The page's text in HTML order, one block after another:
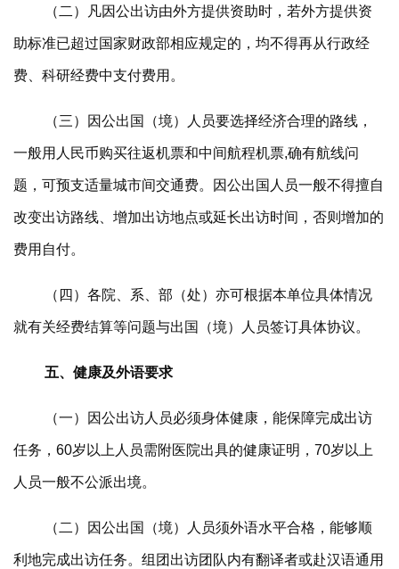
（二）凡因公出访由外方提供资助时，若外方提供资
助标准已超过国家财政部相应规定的，均不得再从行政经
费、科研经费中支付费用。
（三）因公出国（境）人员要选择经济合理的路线，
一般用人民币购买往返机票和中间航程机票,确有航线问
题，可预支适量城市间交通费。因公出国人员一般不得擅自
改变出访路线、增加出访地点或延长出访时间，否则增加的
费用自付。
（四）各院、系、部（处）亦可根据本单位具体情况
就有关经费结算等问题与出国（境）人员签订具体协议。
五、健康及外语要求
（一）因公出访人员必须身体健康，能保障完成出访
任务，60岁以上人员需附医院出具的健康证明，70岁以上
人员一般不公派出境。
（二）因公出国（境）人员须外语水平合格，能够顺
利地完成出访任务。组团出访团队内有翻译者或赴汉语通用